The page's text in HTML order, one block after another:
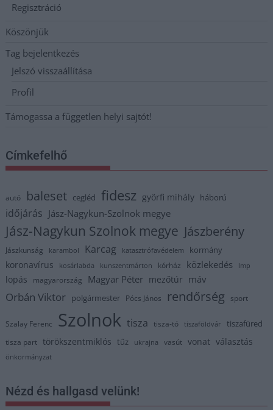
Regisztráció
Köszönjük
Tag bejelentkezés
Jelszó visszaállítása
Profil
Támogassa a független helyi sajtót!
Címkefelhő
autó baleset cegléd fidesz györfi mihály háború
időjárás Jász-Nagykun-Szolnok megye
Jász-Nagykun Szolnok megye Jászberény
Jászkunság karambol Karcag katasztrófavédelem kormány
koronavírus kosárlabda kunszentmárton kórház közlekedés lmp
lopás magyarország Magyar Péter mezőtúr máv
Orbán Viktor polgármester Pócs János rendőrség sport
Szalay Ferenc Szolnok tisza tisza-tó tiszaföldvár tiszafüred
tisza part törökszentmiklós tűz ukrajna vasút vonat választás
önkormányzat
Nézd és hallgasd velünk!